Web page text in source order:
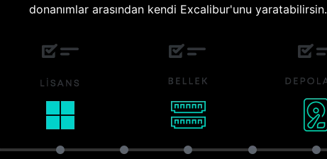
donanımlar arasından kendi Excalibur'unu yaratabilirsin.